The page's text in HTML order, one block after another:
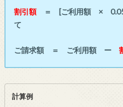
割引額＝ [ご利用額 × 0.05
て
ご請求額 ＝ ご利用額 ー
計算例